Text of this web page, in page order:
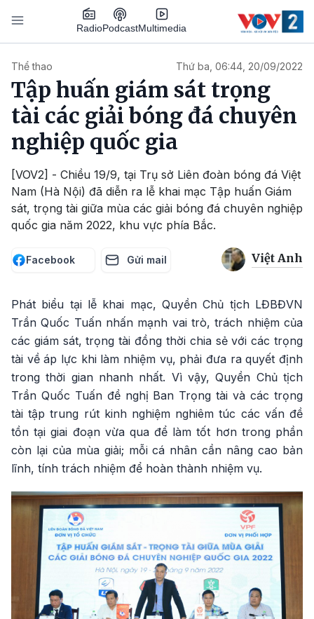
Nhảy đến nội dung
RadioPodcastMultimedia
Thể thao Thứ ba, 06:44, 20/09/2022
Tập huấn giám sát trọng
tài các giải bóng đá chuyên
nghiệp quốc gia
[VOV2] - Chiều 19/9, tại Trụ sở Liên đoàn bóng đá Việt
Nam (Hà Nội) đã diễn ra lễ khai mạc Tập huấn Giám
sát, trọng tài giữa mùa các giải bóng đá chuyên nghiệp
quốc gia năm 2022, khu vực phía Bắc.
Facebook Gửi mail Việt Anh
Phát biểu tại lễ khai mạc, Quyền Chủ tịch LĐBĐVN
Trần Quốc Tuấn nhấn mạnh vai trò, trách nhiệm của
các giám sát, trọng tài đồng thời chia sẻ với các trọng
tài về áp lực khi làm nhiệm vụ, phải đưa ra quyết định
trong thời gian nhanh nhất. Vì vậy, Quyền Chủ tịch
Trần Quốc Tuấn đề nghị Ban Trọng tài và các trọng
tài tập trung rút kinh nghiệm nghiêm túc các vấn đề
tồn tại giai đoạn vừa qua để làm tốt hơn trong phần
còn lại của mùa giải; mỗi cá nhân cần nâng cao bản
lĩnh, tính trách nhiệm để hoàn thành nhiệm vụ.